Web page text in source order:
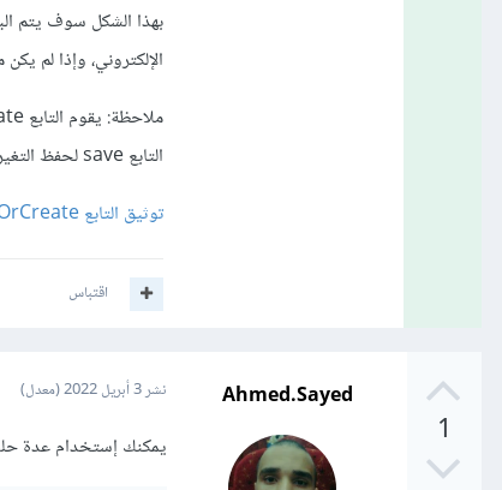
الإلكتروني، وإذا لم
التابع save لحفظ التغيرات.
توثيق التابع updateOrCreate في موسوعة حسوب
اقتباس
1
Ahmed.Sayed نشر3 أبريل 2022 (معدل)
يمكنك إستخدام عدة